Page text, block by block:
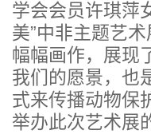
学会会员许琪萍
美”中非主题艺
幅幅画作，展现
我们的愿景，也
式来传播动物保
举办此次艺术展